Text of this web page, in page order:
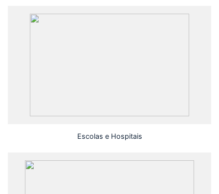
Escolas e Hospitais